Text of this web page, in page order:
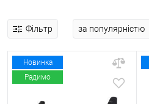
Фільтр
Новинка
Радимо